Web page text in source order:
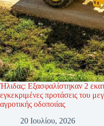
Ήλιδας: Εξασφαλίστηκαν 2
εγκεκριμένες προτάσεις του
αγροτικής οδοποιίας
20 Ιουλίου, 2026